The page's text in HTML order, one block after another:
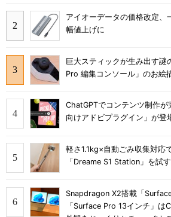
アイオーデータの価格改定
幅値上げに
巨大スティックが生み出す
Pro 編集コンソール」のお絵
ChatGPTでコンテンツ制作
向けアドビプラグイン」が登
軽さ1.1kg×自動ごみ収集対応
「Dreame S1 Station」を試
Snapdragon X2搭載「
「Surface Pro 13インチ」